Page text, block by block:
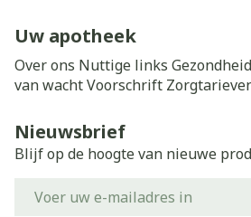
Uw apotheek
Over ons Nuttige links
van wachtVoorschrift
Nieuwsbrief
Blijf op de hoogte van nieuwe